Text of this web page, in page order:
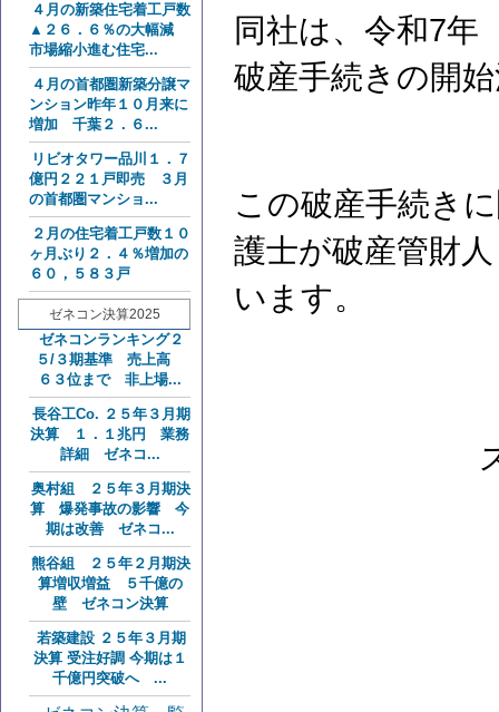
４月の新築住宅着工戸数
▲２６．６％の大幅減
市場縮小進む住宅...
４月の首都圏新築分譲マ
ンション昨年１０月来に
増加 千葉２．６...
リビオタワー品川１．７
億円２２１戸即売 ３月
の首都圏マンショ...
２月の住宅着工戸数１０
ヶ月ぶり２．４％増加の
６０，５８３戸
ゼネコン決算2025
ゼネコンランキング２
５/３期基準 売上高
６３位まで 非上場...
長谷工Co. ２５年３月期
決算 １．１兆円 業務
詳細 ゼネコ...
奥村組 ２５年３月期決
算 爆発事故の影響 今
期は改善 ゼネコ...
熊谷組 ２５年２月期決
算増収増益 ５千億の
壁 ゼネコン決算
若築建設 ２５年３月期
決算 受注好調 今期は１
千億円突破へ ...
同社は、令和7年
破産手続きの開
この破産手続き
護士が破産管財
います。